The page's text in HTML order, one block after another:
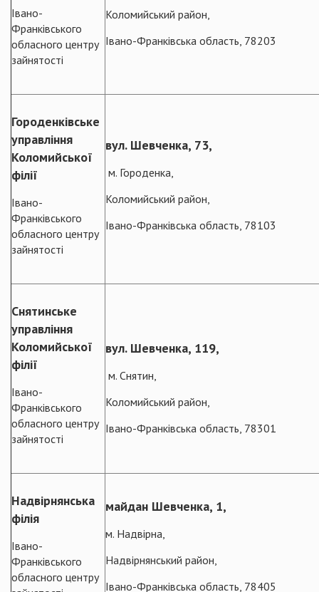
Івано-
Франківського
обласного центру
зайнятості
Коломийський район,
Івано-Франківська область, 78203
Городенківське
управління
Коломийської
філії
Івано-
Франківського
обласного центру
зайнятості
вул. Шевченка, 73,
м. Городенка,
Коломийський район,
Івано-Франківська область, 78103
Снятинське
управління
Коломийської
філії
Івано-
Франківського
обласного центру
зайнятості
вул. Шевченка, 119,
м. Снятин,
Коломийський район,
Івано-Франківська область, 78301
Надвірнянська
філія
Івано-
Франківського
обласного центру
майдан Шевченка, 1,
м. Надвірна,
Надвірнянський район,
Івано-Франківська область, 78405